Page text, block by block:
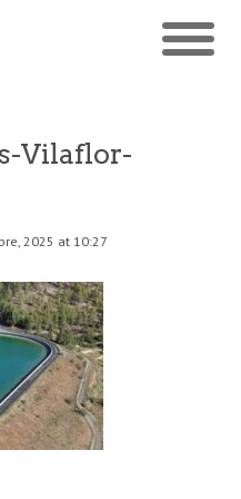
Vilaflor-
2025 at 10:27